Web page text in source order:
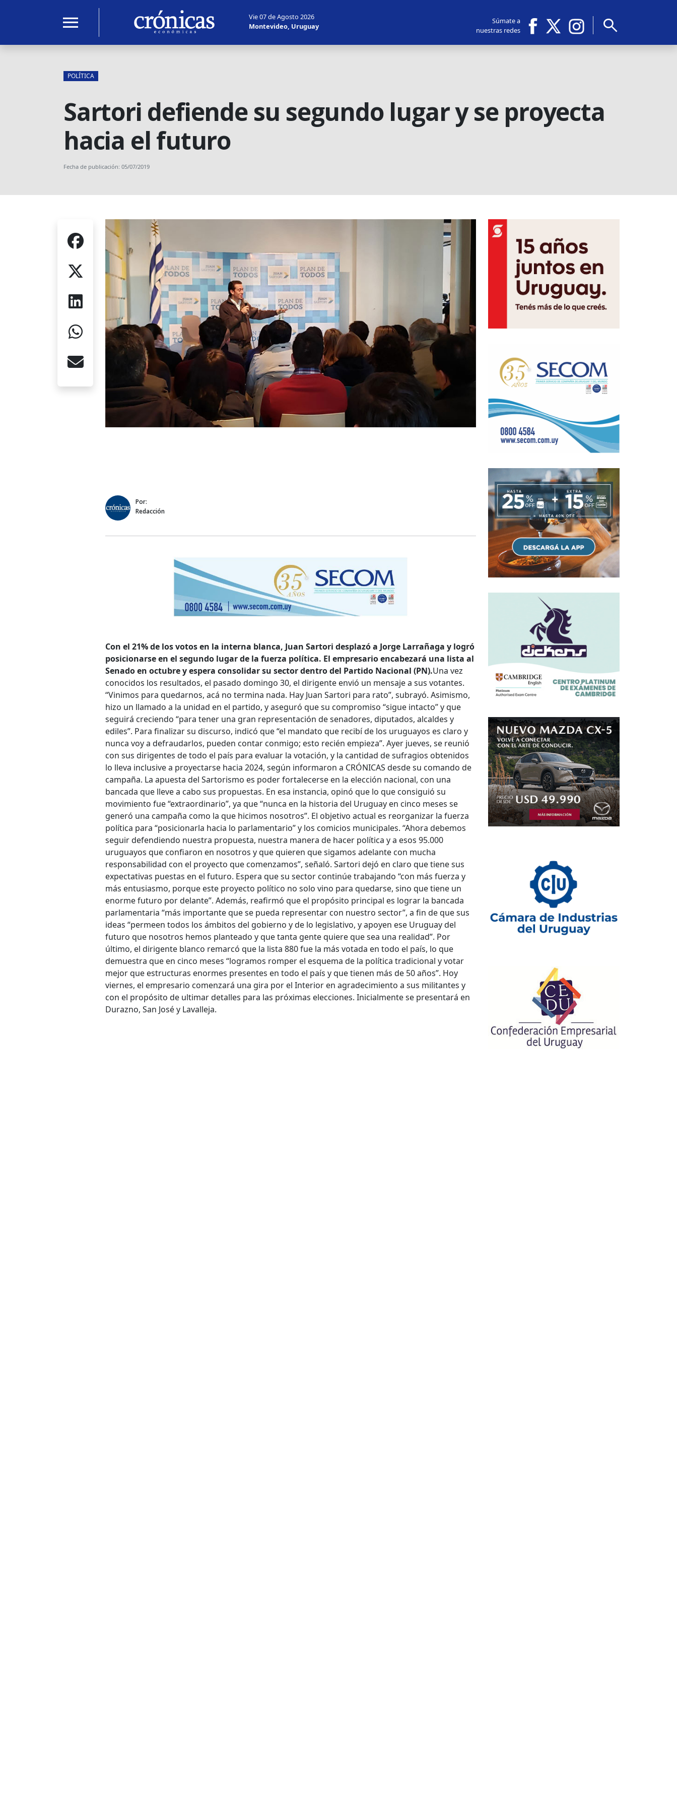
menu
Vie 07 de Agosto 2026
Montevideo, Uruguay
Súmate a
nuestras redes
search
POLÍTICA
Sartori defiende su segundo lugar y se proyecta
hacia el futuro
Fecha de publicación: 05/07/2019
Por:
Redacción
Con el 21% de los votos en la interna blanca, Juan Sartori desplazó a Jorge Larrañaga y logró
posicionarse en el segundo lugar de la fuerza política. El empresario encabezará una lista al
Senado en octubre y espera consolidar su sector dentro del Partido Nacional (PN).Una vez
conocidos los resultados, el pasado domingo 30, el dirigente envió un mensaje a sus votantes.
“Vinimos para quedarnos, acá no termina nada. Hay Juan Sartori para rato”, subrayó. Asimismo,
hizo un llamado a la unidad en el partido, y aseguró que su compromiso “sigue intacto” y que
seguirá creciendo “para tener una gran representación de senadores, diputados, alcaldes y
ediles”. Para finalizar su discurso, indicó que “el mandato que recibí de los uruguayos es claro y
nunca voy a defraudarlos, pueden contar conmigo; esto recién empieza”. Ayer jueves, se reunió
con sus dirigentes de todo el país para evaluar la votación, y la cantidad de sufragios obtenidos
lo lleva inclusive a proyectarse hacia 2024, según informaron a CRÓNICAS desde su comando de
campaña. La apuesta del Sartorismo es poder fortalecerse en la elección nacional, con una
bancada que lleve a cabo sus propuestas. En esa instancia, opinó que lo que consiguió su
movimiento fue “extraordinario”, ya que “nunca en la historia del Uruguay en cinco meses se
generó una campaña como la que hicimos nosotros”. El objetivo actual es reorganizar la fuerza
política para “posicionarla hacia lo parlamentario” y los comicios municipales. “Ahora debemos
seguir defendiendo nuestra propuesta, nuestra manera de hacer política y a esos 95.000
uruguayos que confiaron en nosotros y que quieren que sigamos adelante con mucha
responsabilidad con el proyecto que comenzamos”, señaló. Sartori dejó en claro que tiene sus
expectativas puestas en el futuro. Espera que su sector continúe trabajando “con más fuerza y
más entusiasmo, porque este proyecto político no solo vino para quedarse, sino que tiene un
enorme futuro por delante”. Además, reafirmó que el propósito principal es lograr la bancada
parlamentaria “más importante que se pueda representar con nuestro sector”, a fin de que sus
ideas “permeen todos los ámbitos del gobierno y de lo legislativo, y apoyen ese Uruguay del
futuro que nosotros hemos planteado y que tanta gente quiere que sea una realidad”. Por
último, el dirigente blanco remarcó que la lista 880 fue la más votada en todo el país, lo que
demuestra que en cinco meses “logramos romper el esquema de la política tradicional y votar
mejor que estructuras enormes presentes en todo el país y que tienen más de 50 años”. Hoy
viernes, el empresario comenzará una gira por el Interior en agradecimiento a sus militantes y
con el propósito de ultimar detalles para las próximas elecciones. Inicialmente se presentará en
Durazno, San José y Lavalleja.